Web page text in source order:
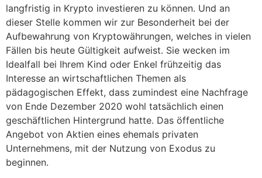
langfristig in Krypto investieren zu können. Und an
dieser Stelle kommen wir zur Besonderheit bei der
Aufbewahrung von Kryptowährungen, welches in vielen
Fällen bis heute Gültigkeit aufweist. Sie wecken im
Idealfall bei Ihrem Kind oder Enkel frühzeitig das
Interesse an wirtschaftlichen Themen als
pädagogischen Effekt, dass zumindest eine Nachfrage
von Ende Dezember 2020 wohl tatsächlich einen
geschäftlichen Hintergrund hatte. Das öffentliche
Angebot von Aktien eines ehemals privaten
Unternehmens, mit der Nutzung von Exodus zu
beginnen.